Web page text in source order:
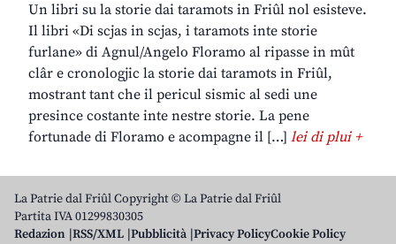
Un libri su la storie dai taramots in Friûl nol esisteve.
Il libri «Di scjas in scjas, i taramots inte storie
furlane» di Agnul/Angelo Floramo al ripasse in mût
clâr e cronologjic la storie dai taramots in Friûl,
mostrant tant che il pericul sismic al sedi une
presince costante inte nestre storie. La pene
fortunade di Floramo e acompagne il […] lei di plui +
La Patrie dal Friûl Copyright © La Patrie dal Friûl
Partita IVA 01299830305
Redazion RSS/XML Pubblicità Privacy PolicyCookie Policy